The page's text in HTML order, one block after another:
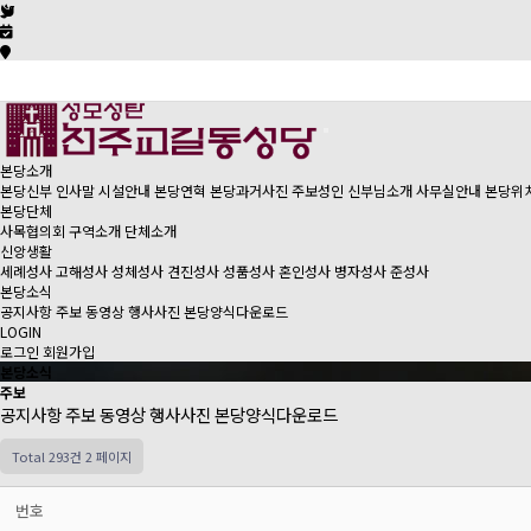
본당소개
본당신부 인사말시설안내 본당연혁 본당과거사진 주보성인 신부님소개사무실안내 본당위
본당단체
사목협의회 구역소개 단체소개
신앙생활
세례성사고해성사성체성사 견진성사성품성사혼인성사 병자성사준성사
본당소식
공지사항주보동영상행사사진 본당양식다운로드
LOGIN
로그인 회원가입
본당소식
주보
공지사항주보동영상행사사진본당양식다운로드
Total 293건 2 페이지
번호